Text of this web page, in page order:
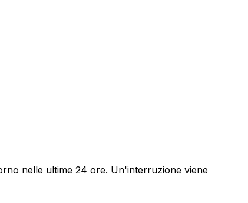
nelle ultime 24 ore. Un'interruzione viene